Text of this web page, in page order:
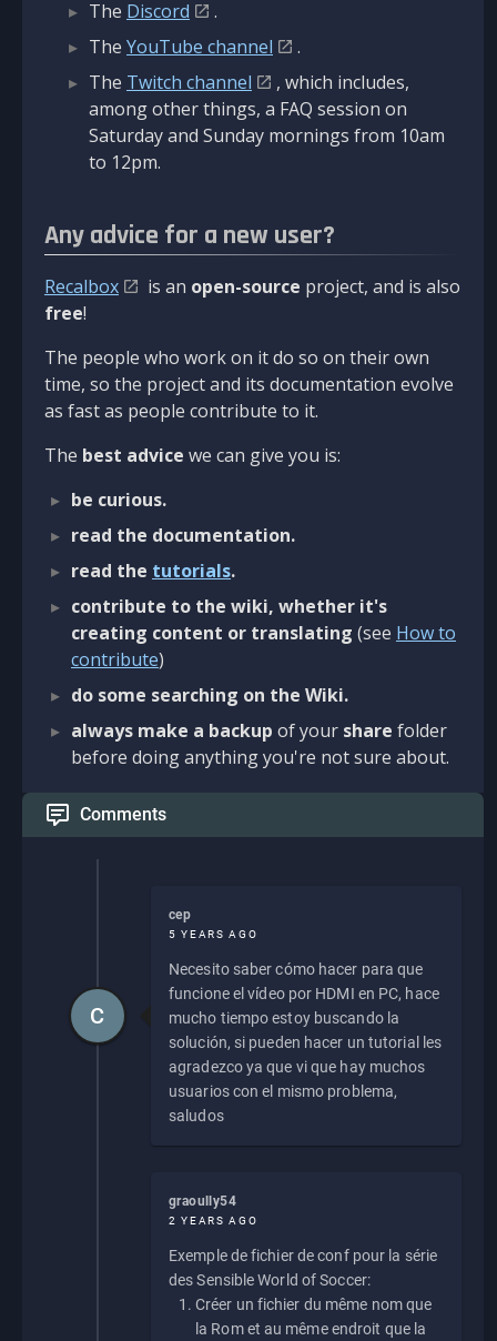
The Discord
.
The YouTube channel
.
The Twitch channel
, which includes,
among other things, a FAQ session on
Saturday and Sunday mornings from 10am
to 12pm.
Any advice for a new user?
Recalbox is an open-source project, and is also
free!
The people who work on it do so on their own
time, so the project and its documentation evolve
as fast as people contribute to it.
The best advice we can give you is:
be curious.
read the documentation.
read the tutorials.
contribute to the wiki, whether it's
creating content or translating (see How to
contribute)
do some searching on the Wiki.
always make a backup of your share folder
before doing anything you're not sure about.
Comments
cep
5 YEARS AGO
Necesito saber cómo hacer para que
funcione el vídeo por HDMI en PC, hace
mucho tiempo estoy buscando la
solución, si pueden hacer un tutorial les
agradezco ya que vi que hay muchos
usuarios con el mismo problema,
saludos
C
graoully54
2 YEARS AGO
Exemple de fichier de conf pour la série
des Sensible World of Soccer:
Créer un fichier du même nom que
la Rom et au même endroit que la